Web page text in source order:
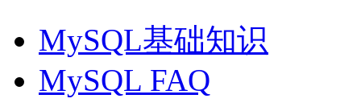
MySQL基础知识
MySQL FAQ